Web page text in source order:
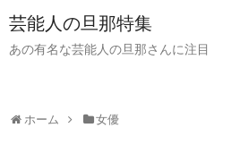
芸能人の旦那特集
あの有名な芸能人の旦那さんに注目
ホーム 女優